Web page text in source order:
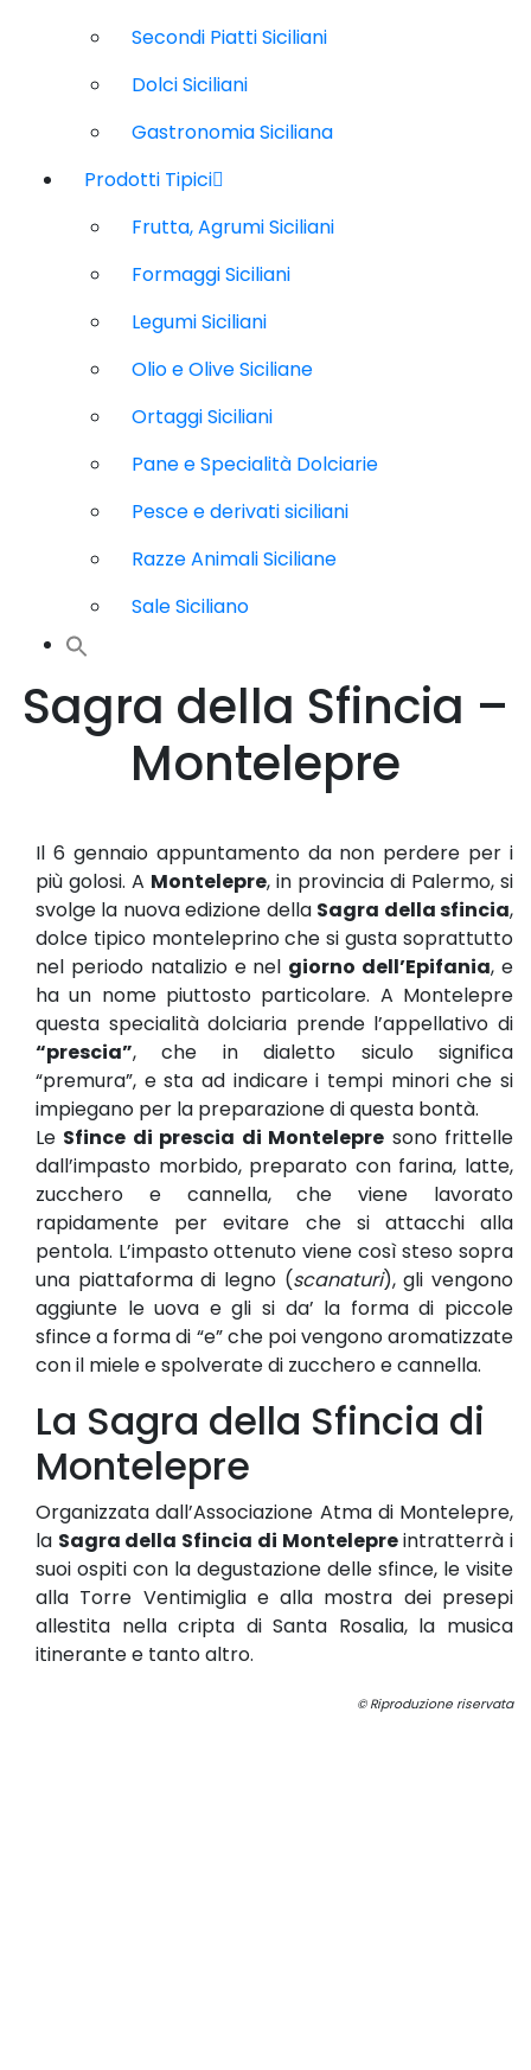
Secondi Piatti Siciliani
Dolci Siciliani
Gastronomia Siciliana
Prodotti Tipici
Frutta, Agrumi Siciliani
Formaggi Siciliani
Legumi Siciliani
Olio e Olive Siciliane
Ortaggi Siciliani
Pane e Specialità Dolciarie
Pesce e derivati siciliani
Razze Animali Siciliane
Sale Siciliano
Sagra della Sfincia –
Montelepre
Il 6 gennaio appuntamento da non perdere per i
più golosi. A Montelepre, in provincia di Palermo, si
svolge la nuova edizione della Sagra della sfincia,
dolce tipico monteleprino che si gusta soprattutto
nel periodo natalizio e nel giorno dell’Epifania, e
ha un nome piuttosto particolare. A Montelepre
questa specialità dolciaria prende l’appellativo di
“prescia”, che in dialetto siculo significa
“premura”, e sta ad indicare i tempi minori che si
impiegano per la preparazione di questa bontà.
Le Sfince di prescia di Montelepre sono frittelle
dall’impasto morbido, preparato con farina, latte,
zucchero e cannella, che viene lavorato
rapidamente per evitare che si attacchi alla
pentola. L’impasto ottenuto viene così steso sopra
una piattaforma di legno (scanaturi), gli vengono
aggiunte le uova e gli si da’ la forma di piccole
sfince a forma di “e” che poi vengono aromatizzate
con il miele e spolverate di zucchero e cannella.
La Sagra della Sfincia di
Montelepre
Organizzata dall’Associazione Atma di Montelepre,
la Sagra della Sfincia di Montelepreintratterrà i
suoi ospiti con la degustazione delle sfince, le visite
alla Torre Ventimiglia e alla mostra dei presepi
allestita nella cripta di Santa Rosalia, la musica
itinerante e tanto altro.
© Riproduzione riservata